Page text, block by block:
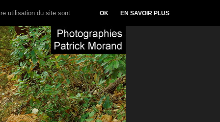
utilisation du site sont OK EN SAVOIR PLUS